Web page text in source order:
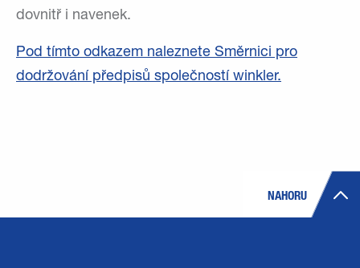
dovnitř i navenek.
Pod tímto odkazem naleznete Směrnici pro
dodržování předpisů společností winkler.
NAHORU